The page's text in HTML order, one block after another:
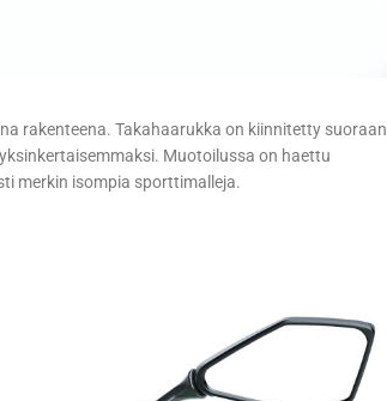
rakenteena. Takahaarukka on kiinnitetty suoraan
Muotoilussa on haettu
merkin isompia sporttimalleja.